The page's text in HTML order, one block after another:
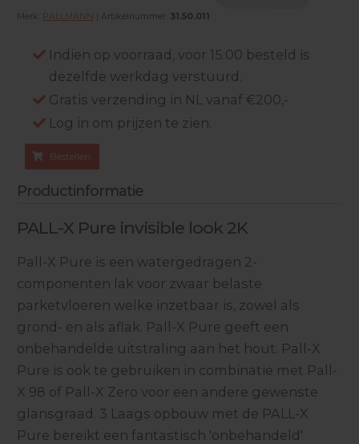
Merk: PALLMANN | Artikelnummer: 31.50.011
Indien op voorraad, voor 15:00 besteld is
dezelfde werkdag verstuurd.
Gratis verzending in NL vanaf €200,-
Log in om prijzen te zien.
Bestellen
Productinformatie
PALL-X Pure invisible look 2K
Pall-X Pure is een watergedragen 2-
componenten lak voor zwaar belaste
parketvloeren welke inzetbaar is, zowel als
grond- en als aflak. Pall-X Pure geeft een
onbehandelde uitstraling aan het hout. Pall-X
Pure is ook te gebruiken in combinatie met Pall-
X 98 of Pall-X Zero voor een andere gewenste
glansgraad. 3 Laags opbouw met de PALL-X
Pure bereikt een fantastisch 'onbehandeld'